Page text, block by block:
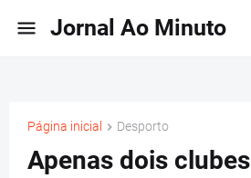
Jornal Ao Minuto
Página inicial Desporto
Apenas dois clubes